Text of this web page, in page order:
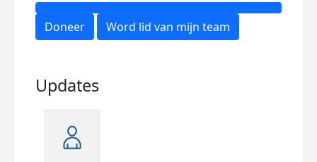
Doneer Word lid van mijn team
Updates